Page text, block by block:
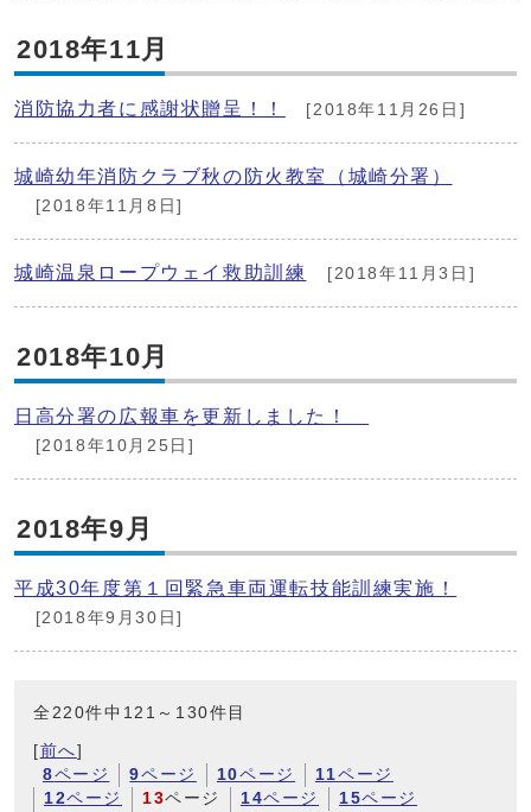
2018年11月
消防協力者に感謝状贈呈！！ [2018年11月26日]
城崎幼年消防クラブ秋の防火教室（城崎分署）
[2018年11月8日]
城崎温泉ロープウェイ救助訓練 [2018年11月3日]
2018年10月
日高分署の広報車を更新しました！
[2018年10月25日]
2018年9月
平成30年度第１回緊急車両運転技能訓練実施！
[2018年9月30日]
全220件中121～130件目
[前へ]
8ページ 9ページ 10ページ 11ページ
12ページ 13ページ 14ページ 15ページ